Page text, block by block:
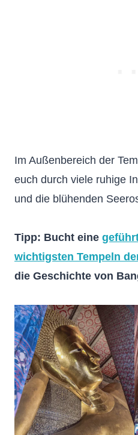
Im Außenbereich der
euch durch viele ruhige
und die blühenden
Tipp: Bucht eine
wichtigsten Tempeln
die Geschichte von